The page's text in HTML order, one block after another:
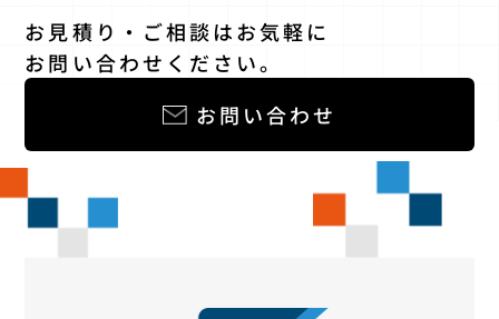
お見積り・ご相談はお気軽に
お問い合わせください。
お問い合わせ